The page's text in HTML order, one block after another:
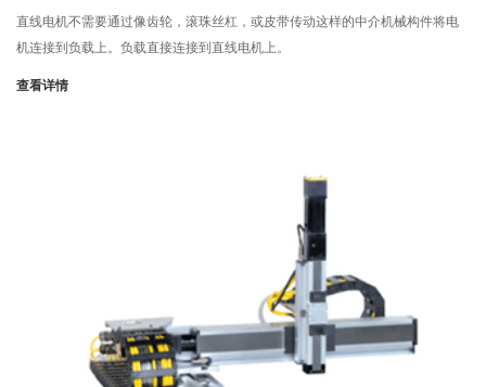
直线电机不需要通过像齿轮，滚珠丝杠，或皮带传动这样的中介机械构件将电
机连接到负载上。负载直接连接到直线电机上。
查看详情